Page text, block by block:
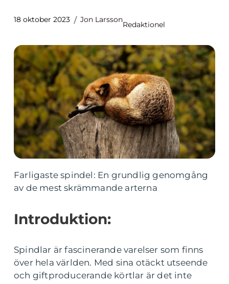
18 oktober 2023 Jon Larsson
Redaktionel
Farligaste spindel: En grundlig genomgång
av de mest skrämmande arterna
Introduktion:
Spindlar är fascinerande varelser som finns
över hela världen. Med sina otäckt utseende
och giftproducerande körtlar är det inte